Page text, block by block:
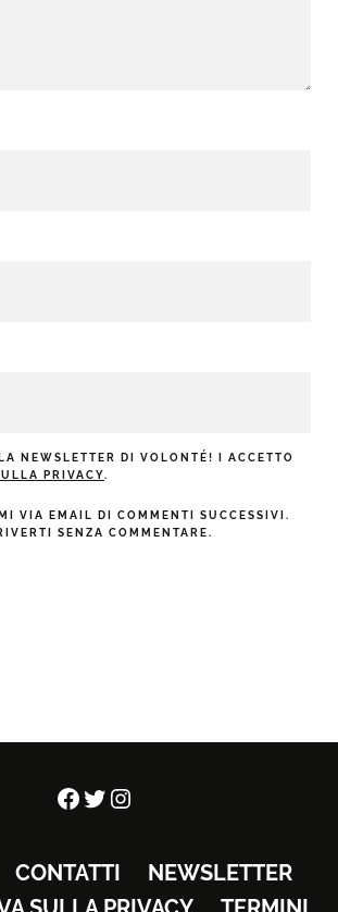
NEWSLETTER DI VOLONTÉ! I ACCETTO
PRIVACY.
VIA EMAIL DI COMMENTI SUCCESSIVI.
SENZA COMMENTARE.
Facebook
Twitter
Instagram
CONTATTI
NEWSLETTER